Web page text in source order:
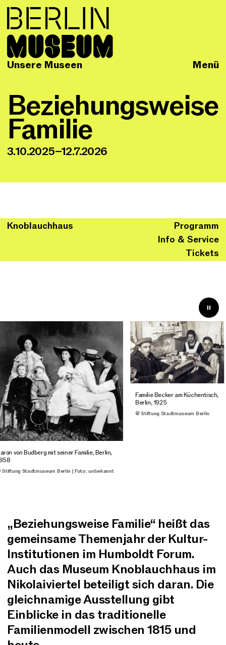
Menü
Unsere Museen
Beziehungsweise
Familie
3.10.2025–12.7.2026
Knoblauchhaus
Programm
Info & Service
Tickets
von Budberg mit seiner Familie, Berlin,
Stadtmuseum Berlin | Foto: unbekannt
Familie Becker am Küchentisch,
Berlin, 1925
© Stiftung Stadtmuseum Berlin
„Beziehungsweise Familie“ heißt das
gemeinsame Themenjahr der Kultur-
Institutionen im Humboldt Forum.
Auch das Museum Knoblauchhaus im
Nikolaiviertel beteiligt sich daran. Die
gleichnamige Ausstellung gibt
Einblicke in das traditionelle
Familienmodell zwischen 1815 und